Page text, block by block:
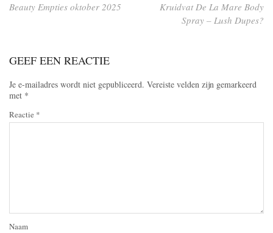
Beauty Empties oktober 2025
Kruidvat De La Mare Body
Spray – Lush Dupes?
GEEF EEN REACTIE
Je e-mailadres wordt niet gepubliceerd. Vereiste velden zijn gemarkeerd
met *
Reactie *
Naam